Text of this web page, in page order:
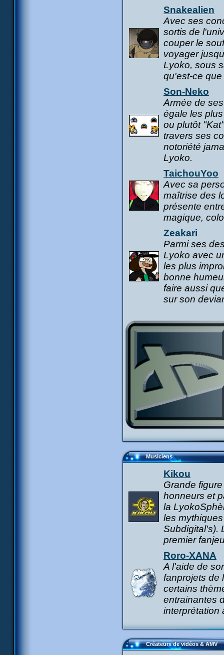
Snakealien
Avec ses
sortis de
couper le
voyager
Lyoko, sous
qu'est-ce
Son-Neko
Armée de
égale les
ou plutôt
travers ses
notoriété
Lyoko.
TaichouYoo
Avec sa
maîtrise des
présente
magique,
Zeakari
Parmi ses
Lyoko avec
les plus
bonne
faire aussi
sur son
Musiciens
Kikou
Grande
honneurs et
la
les
Subdigital's).
premier
Roro-XANA
A l'aide de
fanprojets de
certains
entrainantes
interprétation
Créateurs de vidéos & AMV